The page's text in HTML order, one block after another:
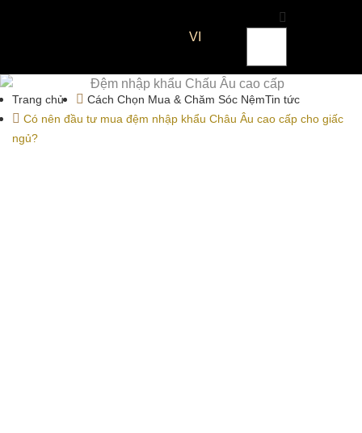
VI
Trang chủ Cách Chọn Mua & Chăm Sóc NệmTin tức
Có nên đầu tư mua đệm nhập khẩu Châu Âu cao cấp cho giấc
ngủ?